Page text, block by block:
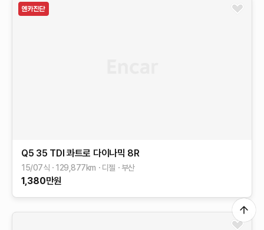
Q5 35 TDI 콰트로 다이나믹 8R
15/07식 129,877km 디젤 부산
1,380만원